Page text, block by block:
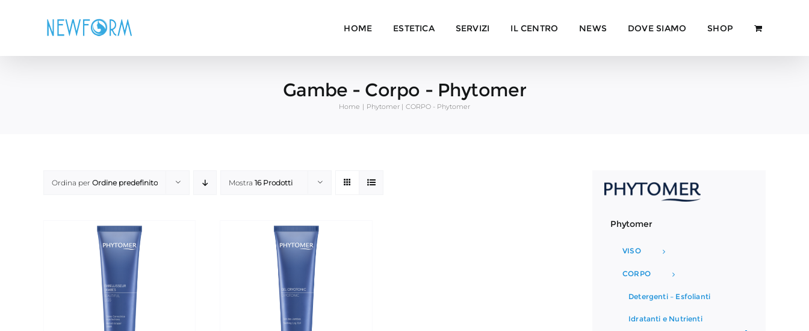
contenuto
HOME ESTETICA SERVIZI IL CENTRO NEWS DOVE SIAMO SHOP
Gambe - Corpo - Phytomer
Home Phytomer CORPO - Phytomer
Ordina per Ordine predefinito Mostra 16 Prodotti
Phytomer
VISO
CORPO
Detergenti – Esfolianti
Idratanti e Nutrienti